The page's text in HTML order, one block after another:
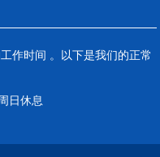
作时间 。以下是我们的正常
日休息